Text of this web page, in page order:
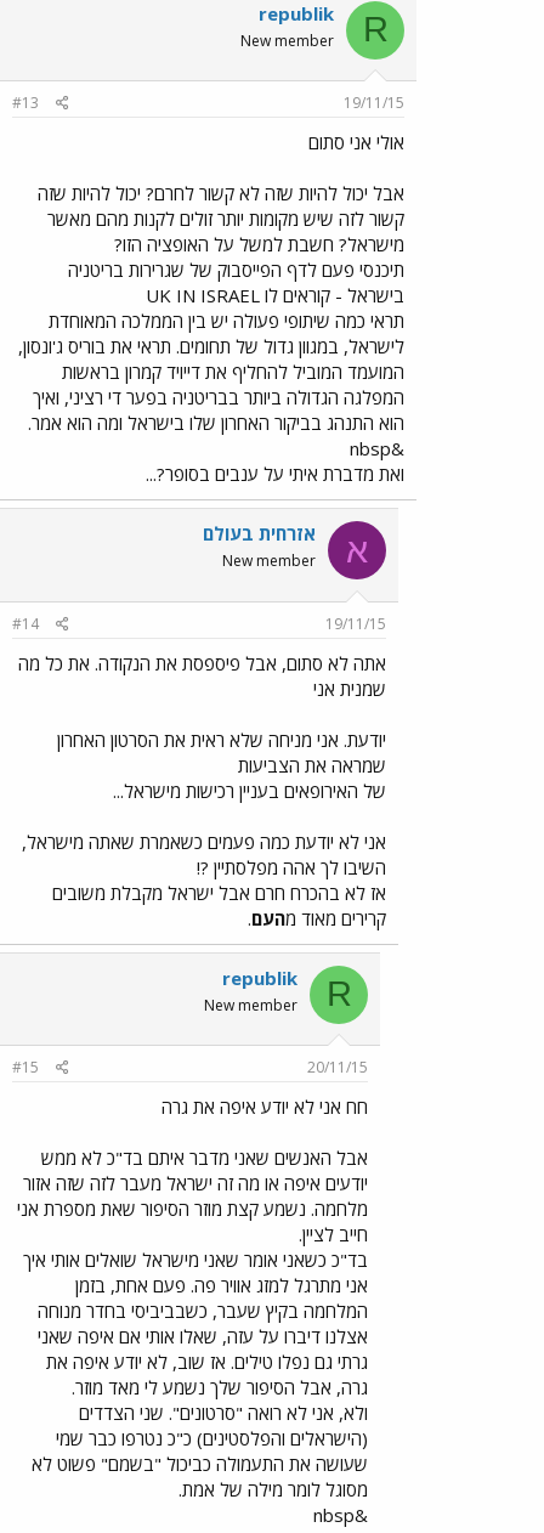
R
republik
New member
19/11/15
#13
אולי אני סתום
אבל יכול להיות שזה לא קשור לחרם? יכול להיות שזה
קשור לזה שיש מקומות יותר זולים לקנות מהם מאשר
מישראל? חשבת למשל על האופציה הזו?
תיכנסי פעם לדף הפייסבוק של שגרירות בריטניה
בישראל - קוראים לו UK IN ISRAEL
תראי כמה שיתופי פעולה יש בין הממלכה המאוחדת
לישראל, במגוון גדול של תחומים. תראי את בוריס ג'ונסון,
המועמד המוביל להחליף את דייויד קמרון בראשות
המפלגה הגדולה ביותר בבריטניה בפער די רציני, ואיך
הוא התנהג בביקור האחרון שלו בישראל ומה הוא אמר.
&nbsp
ואת מדברת איתי על ענבים בסופר?...
א אזרחית בעולם
New member
19/11/15
#14
אתה לא סתום, אבל פיספסת את הנקודה. את כל מה
שמנית אני
יודעת. אני מניחה שלא ראית את הסרטון האחרון
שמראה את הצביעות
של האירופאים בעניין רכישות מישראל...
אני לא יודעת כמה פעמים כשאמרת שאתה מישראל,
השיבו לך אהה מפלסתיין ?!
אז לא בהכרח חרם אבל ישראל מקבלת משובים
קרירים מאוד מהעם.
R
republik
New member
20/11/15
#15
חח אני לא יודע איפה את גרה
אבל האנשים שאני מדבר איתם בד"כ לא ממש
יודעים איפה או מה זה ישראל מעבר לזה שזה אזור
מלחמה. נשמע קצת מוזר הסיפור שאת מספרת אני
חייב לציין.
בד"כ כשאני אומר שאני מישראל שואלים אותי איך
אני מתרגל למזג אוויר פה. פעם אחת, בזמן
המלחמה בקיץ שעבר, כשבביביסי בחדר מנוחה
אצלנו דיברו על עזה, שאלו אותי אם איפה שאני
גרתי גם נפלו טילים. אז שוב, לא יודע איפה את
גרה, אבל הסיפור שלך נשמע לי מאד מוזר.
ולא, אני לא רואה "סרטונים". שני הצדדים
(הישראלים והפלסטינים) כ"כ נטרפו כבר שמי
שעושה את התעמולה כביכול "בשמם" פשוט לא
מסוגל לומר מילה של אמת.
&nbsp